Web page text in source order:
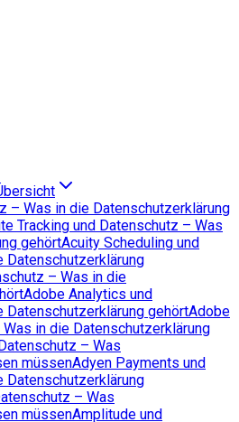
– Was in die Datenschutzerklärung
Tracking und Datenschutz – Was
gehörtAcuity Scheduling und
Datenschutzerklärung
– Was in die
Adobe Analytics und
Datenschutzerklärung gehörtAdobe
in die Datenschutzerklärung
– Was
müssenAdyen Payments und
Datenschutzerklärung
– Was
müssenAmplitude und